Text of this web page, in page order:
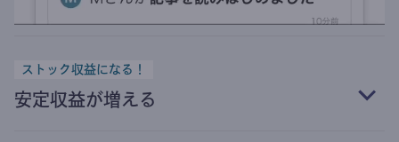
ストック収益になる！
安定収益が増える